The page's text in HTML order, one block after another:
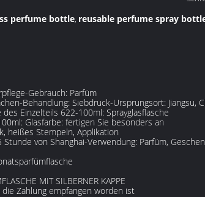
perfume bottle, reusable perfume spray
Gebrauch: Parfüm
Behandlung: Siebdruck-Ursprungsort: Jiangsu,
Einzelteils 622-100ml: Sprayglasflasche
Glasfarbe: fertigen Sie besonders an
heißes Stempeln, Applikation
von Shanghai-Verwendung: Parfüm,
MIT SILBERNER KAPPE
Zahlung empfangen worden ist